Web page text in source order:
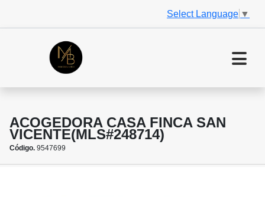
Select Language ▼
ACOGEDORA CASA FINCA SAN
VICENTE(MLS#248714)
Código. 9547699